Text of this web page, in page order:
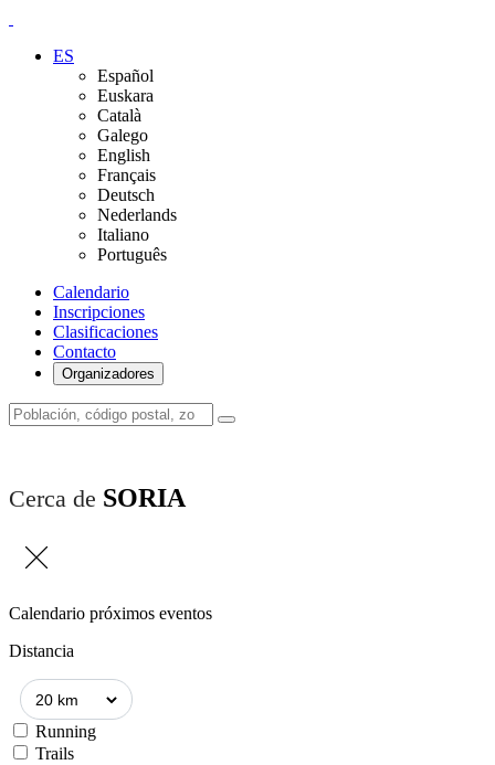
ES
Español
Euskara
Català
Galego
English
Français
Deutsch
Nederlands
Italiano
Português
Calendario
Inscripciones
Clasificaciones
Contacto
Organizadores
Cerca de SORIA
Calendario próximos eventos
Distancia
Running
Trails